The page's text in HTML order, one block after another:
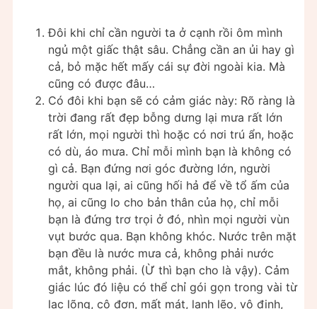
Đôi khi chỉ cần người ta ở cạnh rồi ôm mình
ngủ một giấc thật sâu. Chẳng cần an ủi hay gì
cả, bỏ mặc hết mấy cái sự đời ngoài kia. Mà
cũng có được đâu…
Có đôi khi bạn sẽ có cảm giác này: Rõ ràng là
trời đang rất đẹp bỗng dưng lại mưa rất lớn
rất lớn, mọi người thì hoặc có nơi trú ẩn, hoặc
có dù, áo mưa. Chỉ mỗi mình bạn là không có
gì cả. Bạn đứng nơi góc đường lớn, người
người qua lại, ai cũng hối hả để về tổ ấm của
họ, ai cũng lo cho bản thân của họ, chỉ mỗi
bạn là đứng trơ trọi ở đó, nhìn mọi người vùn
vụt bước qua. Bạn không khóc. Nước trên mặt
bạn đều là nước mưa cả, không phải nước
mắt, không phải. (Ừ thì bạn cho là vậy). Cảm
giác lúc đó liệu có thể chỉ gói gọn trong vài từ
lạc lõng, cô đơn, mất mát, lạnh lẽo, vô định,